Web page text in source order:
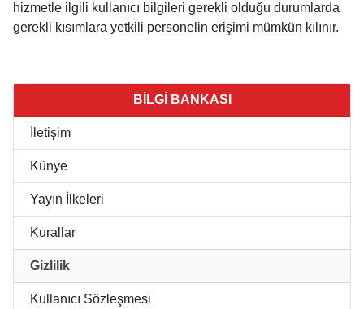
hizmetle ilgili kullanıcı bilgileri gerekli olduğu durumlarda
gerekli kısımlara yetkili personelin erişimi mümkün kılınır.
BİLGİ BANKASI
İletişim
Künye
Yayın İlkeleri
Kurallar
Gizlilik
Kullanıcı Sözleşmesi